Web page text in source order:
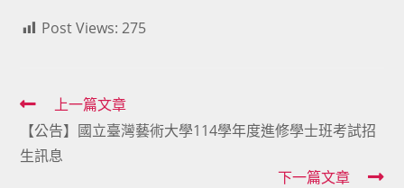
Post Views: 275
Read
more
articles
上一篇文章
【公告】國立臺灣藝術大學114學年度進修學士班考試招
生訊息
下一篇文章